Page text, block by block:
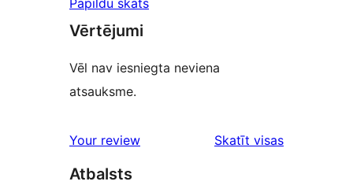
Papildu skats
Vērtējumi
Vēl nav iesniegta neviena
atsauksme.
Your review
Skatīt visas
Atbalsts